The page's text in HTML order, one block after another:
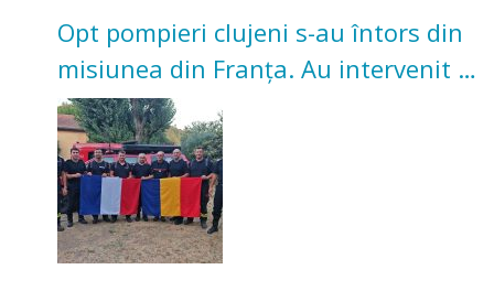
Opt pompieri clujeni s-au întors din
misiunea din Franța. Au intervenit la
incendii de vegetație și pădure